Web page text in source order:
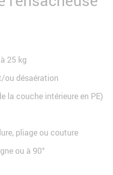
25 kg
ou désaération
la couche intérieure en PE)
pliage ou couture
ou à 90°